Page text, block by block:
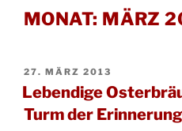
MONAT: MÄRZ
VERÖFFENTLICHT
AM
27. MÄRZ 2013
Lebendige
Turm der Erinnerung